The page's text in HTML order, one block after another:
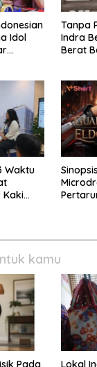
Idol
Tanpa
Indra
Berat
Waktu
Kaki
kamu
Pada
Lokal